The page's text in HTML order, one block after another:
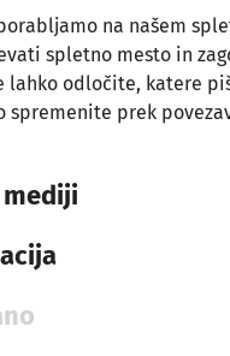
na našem
spletno mesto in
lahko odločite, katere
spremenite prek
an